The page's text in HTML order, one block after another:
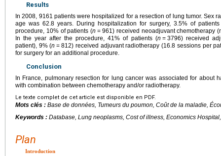
Results
In 2008, 9161 patients were hospitalized for a resection of lung tumor. Sex
age was 62.8 years. During hospitalization for surgery, 3.5% of
procedure, 10% of patients (n = 961) received neoadjuvant chemotherapy
In the year after the procedure, 41% of patients (n = 3796) received
patient), 9% (n = 812) received adjuvant radiotherapy (16.8 sessions per
for surgery for an additional procedure.
Conclusion
In France, pulmonary resection for lung cancer was associated for about
with combination between chemotherapy and/or radiotherapy.
Le texte complet de cet article est disponible en PDF.
Mots clés : Base de données, Tumeurs du poumon, Coût de la maladie,
Keywords : Database, Lung neoplasms, Cost of illness, Economics
Plan
Introduction